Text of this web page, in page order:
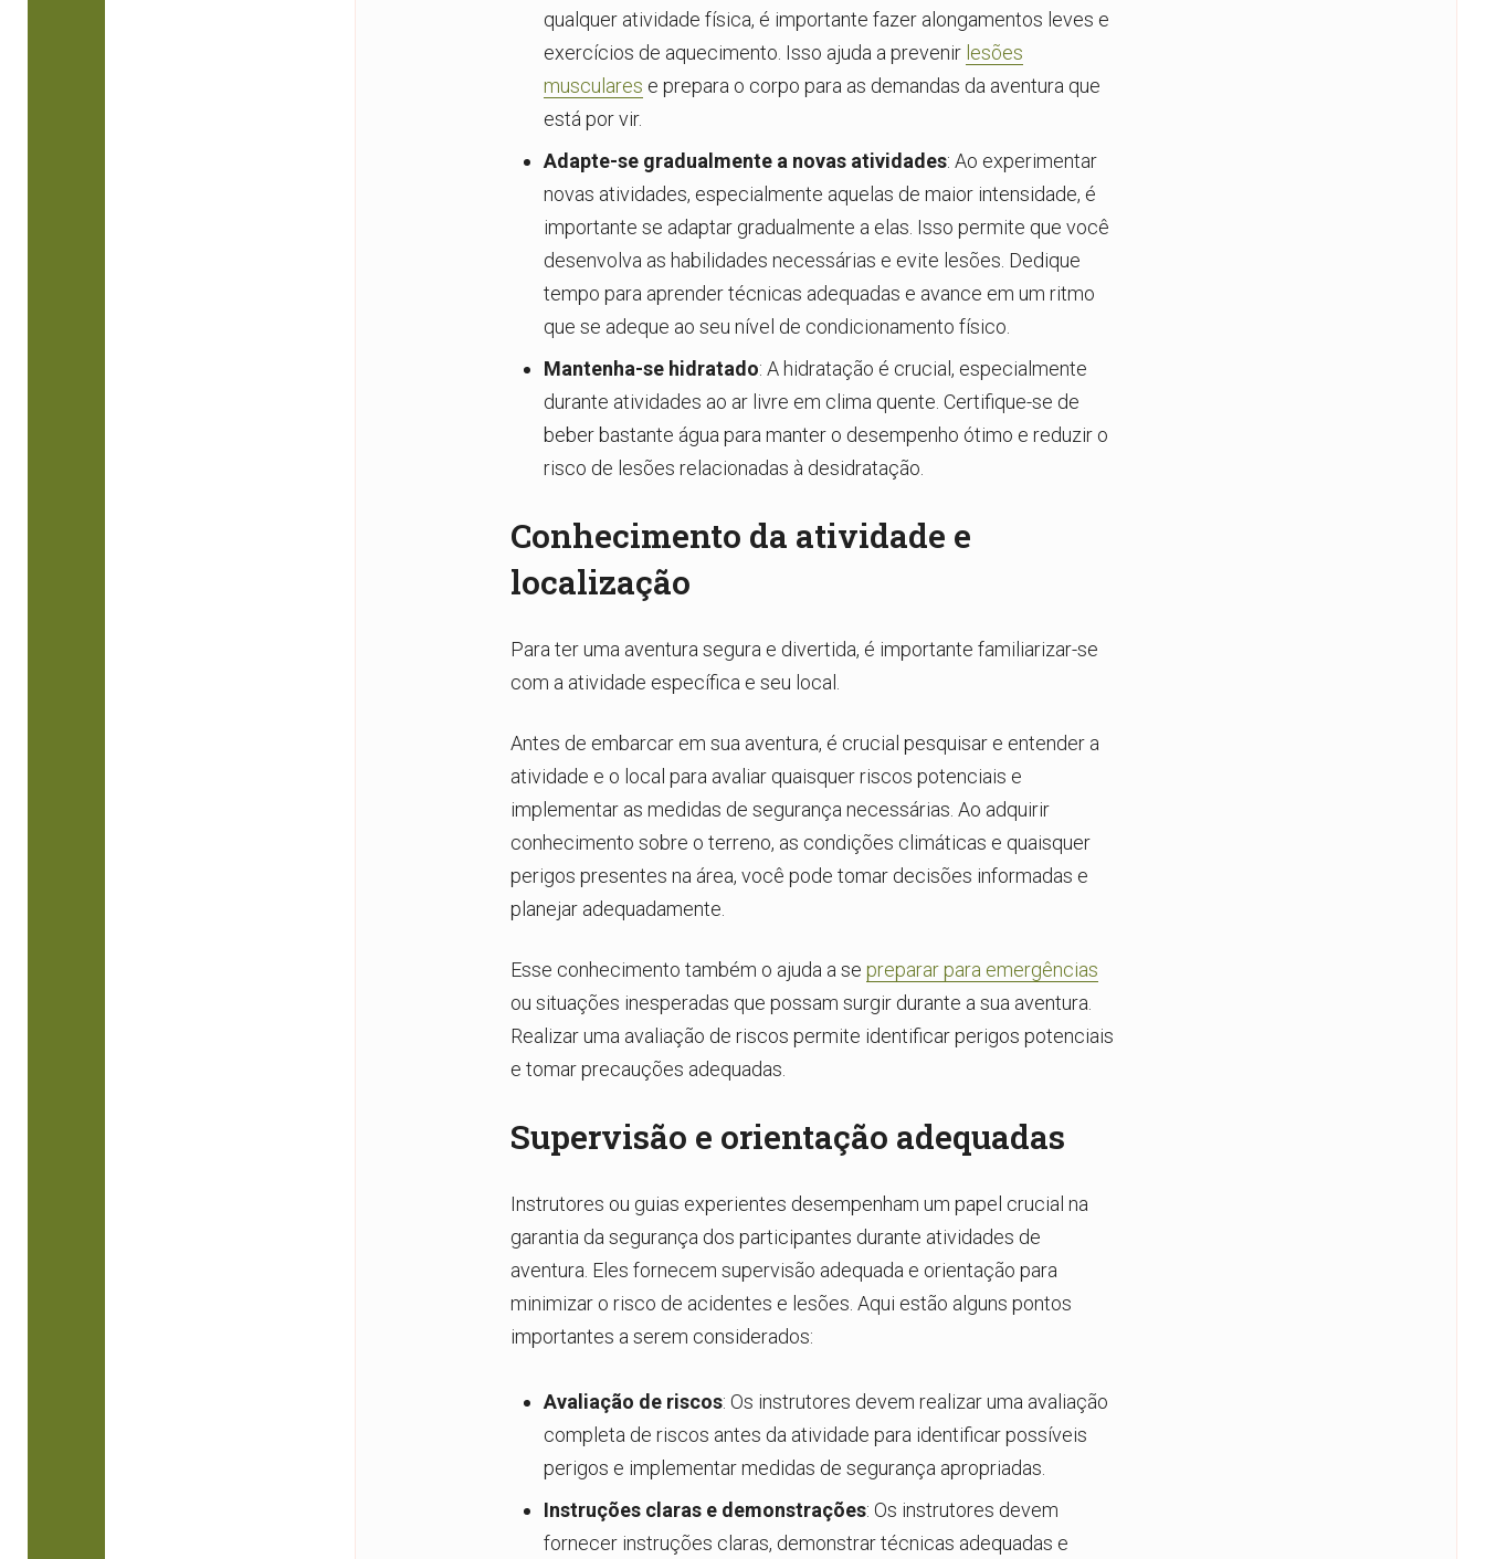
qualquer atividade física, é importante fazer alongamentos leves e
exercícios de aquecimento. Isso ajuda a prevenir lesões
musculares e prepara o corpo para as demandas da aventura que
está por vir.
Adapte-se gradualmente a novas atividades: Ao experimentar
novas atividades, especialmente aquelas de maior intensidade, é
importante se adaptar gradualmente a elas. Isso permite que você
desenvolva as habilidades necessárias e evite lesões. Dedique
tempo para aprender técnicas adequadas e avance em um ritmo
que se adeque ao seu nível de condicionamento físico.
Mantenha-se hidratado: A hidratação é crucial, especialmente
durante atividades ao ar livre em clima quente. Certifique-se de
beber bastante água para manter o desempenho ótimo e reduzir o
risco de lesões relacionadas à desidratação.
Conhecimento da atividade e
localização
Para ter uma aventura segura e divertida, é importante familiarizar-se
com a atividade específica e seu local.
Antes de embarcar em sua aventura, é crucial pesquisar e entender a
atividade e o local para avaliar quaisquer riscos potenciais e
implementar as medidas de segurança necessárias. Ao adquirir
conhecimento sobre o terreno, as condições climáticas e quaisquer
perigos presentes na área, você pode tomar decisões informadas e
planejar adequadamente.
Esse conhecimento também o ajuda a se preparar para emergências
ou situações inesperadas que possam surgir durante a sua aventura.
Realizar uma avaliação de riscos permite identificar perigos potenciais
e tomar precauções adequadas.
Supervisão e orientação adequadas
Instrutores ou guias experientes desempenham um papel crucial na
garantia da segurança dos participantes durante atividades de
aventura. Eles fornecem supervisão adequada e orientação para
minimizar o risco de acidentes e lesões. Aqui estão alguns pontos
importantes a serem considerados:
Avaliação de riscos: Os instrutores devem realizar uma avaliação
completa de riscos antes da atividade para identificar possíveis
perigos e implementar medidas de segurança apropriadas.
Instruções claras e demonstrações: Os instrutores devem
fornecer instruções claras, demonstrar técnicas adequadas e